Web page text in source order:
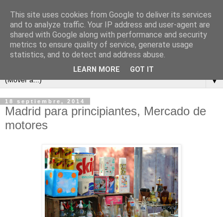
▼
18 septiembre, 2014
Madrid para principiantes, Mercado de
motores
This site uses cookies from Google to deliver its services
and to analyze traffic. Your IP address and user-agent are
shared with Google along with performance and security
metrics to ensure quality of service, generate usage
statistics, and to detect and address abuse.
LEARN MORE GOT IT